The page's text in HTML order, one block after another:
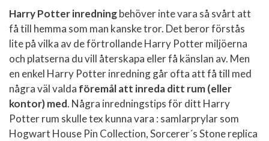
Harry Potter inredningbehöver inte vara så svårt att
få till hemma som man kanske tror. Det beror förstås
lite på vilka av de förtrollande Harry Potter miljöerna
och platserna du vill återskapa eller få känslan av. Men
en enkel Harry Potter inredning går ofta att få till med
några väl valda föremål att inreda ditt rum (eller
kontor) med. Några inredningstips för ditt Harry
Potter rum skulle tex kunna vara : samlarprylar som
Hogwart House Pin Collection, Sorcerer´s Stone replica